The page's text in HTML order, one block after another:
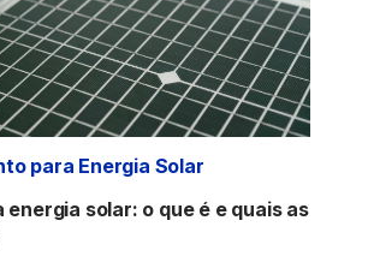
para Energia Solar
energia solar: o que é e quais as